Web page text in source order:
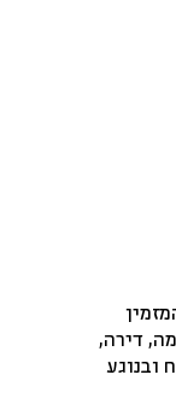
דירה,
ובנוגע